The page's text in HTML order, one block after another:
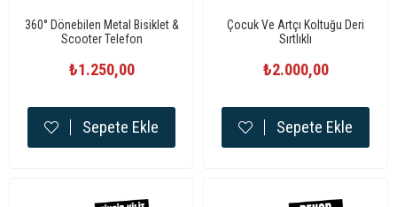
360° Dönebilen Metal Bisiklet &
Scooter Telefon
Premium
₺1.250,00
Sepete Ekle
Çocuk Ve Artçı Koltuğu Deri
Sırtlıklı
₺2.000,00
Sepete Ekle